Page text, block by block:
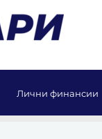
Лични финансии